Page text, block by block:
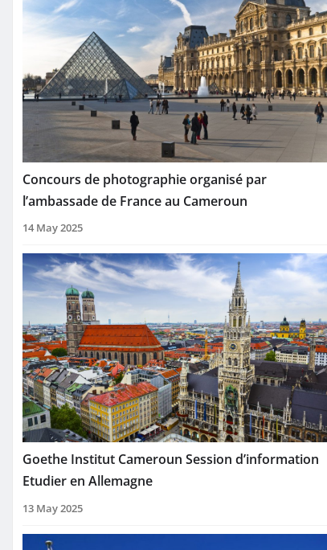
Concours de photographie organisé par
l’ambassade de France au Cameroun
14 May 2025
Goethe Institut Cameroun Session d’information
Etudier en Allemagne
13 May 2025